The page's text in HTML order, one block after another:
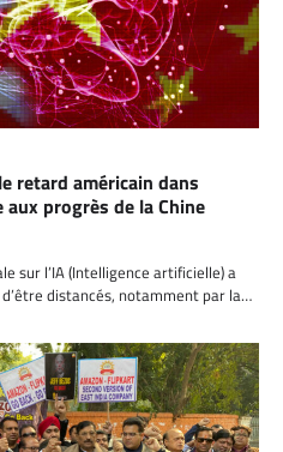
retard américain dans
progrès de la Chine
sur l’IA (Intelligence artificielle) a
distancés, notamment par la…